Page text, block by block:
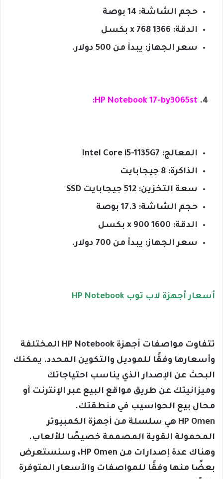
حجم الشاشة: 14 بوصة
الدقة: 1366 x 768 بكسل
سعر الجهاز: يبدأ من 500 دولار.
HP Notebook 17-by3065st:
المعالج: Intel Core i5-1135G7
الذاكرة: 8 جيجابايت
سعة التخزين: 512 جيجابايت SSD
حجم الشاشة: 17.3 بوصة
الدقة: 1600 x 900 بكسل
سعر الجهاز: يبدأ من 700 دولار.
أسعار أجهزة لاب توب HP Notebook
تتفاوت مواصفات أجهزة HP Notebook المختلفة
وأسعارها وفقًا للموديل والتكوين المحدد. يمكنك
البحث عن الإصدار الذي يناسب احتياجاتك
وميزانيتك عن طريق مواقع البيع عبر الإنترنت أو
محال بيع الحواسيب في منطقتك.
HP Omen هي سلسلة من أجهزة الكمبيوتر
المحمولة القوية المصممة خصيصًا للألعاب.
وهناك عدة إصدارات من HP Omen، وسنستعرض
بعضًا منها وفقًا للمواصفات والأسعار المتوفرة